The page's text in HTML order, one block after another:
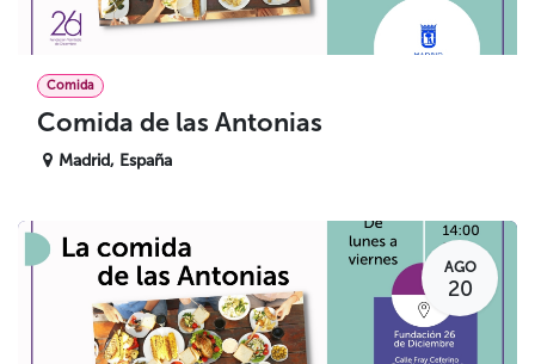
Comida
Comida de las Antonias
Madrid, España
AGO
20